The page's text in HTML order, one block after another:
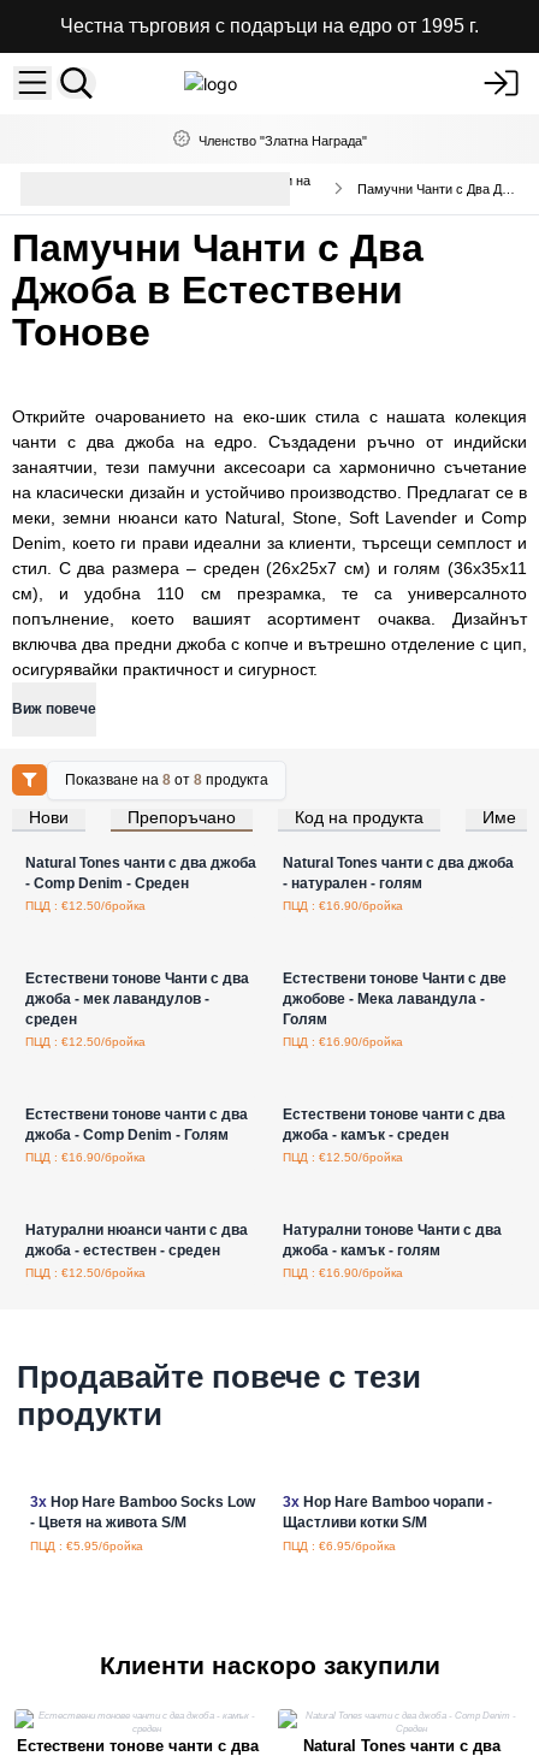
Честна търговия с подаръци на едро от 1995 г.
Членство "Златна Награда"
Висококачествени чанти и раници на
Памучни Чанти с Два
Джоба в Естествени
Тонове
Открийте очарованието на еко-шик стила с нашата колекция
чанти с два джоба на едро. Създадени ръчно от индийски
занаятчии, тези памучни аксесоари са хармонично съчетание
на класически дизайн и устойчиво производство. Предлагат се в
меки, земни нюанси като Natural, Stone, Soft Lavender и Comp
Denim, което ги прави идеални за клиенти, търсещи семплост и
стил. С два размера – среден (26x25x7 см) и голям (36x35x11
см), и удобна 110 см презрамка, те са универсалното
попълнение, което вашият асортимент очаква. Дизайнът
включва два предни джоба с копче и вътрешно отделение с цип,
осигурявайки практичност и сигурност.
Виж повече
Показване на8 от8 продукта
Нови Препоръчано Код на продукта Име
Влезте за цени на едро
Natural Tones чанти с два джоба
- Comp Denim - Среден
ПЦД : €12.50/бройка
Влезте за цени на едро
Natural Tones чанти с два джоба
- натурален - голям
ПЦД : €16.90/бройка
Естествени тонове Чанти с два
джоба - мек лавандулов -
среден
ПЦД : €12.50/бройка
Естествени тонове Чанти с две
джобове - Мека лавандула -
Голям
ПЦД : €16.90/бройка
Естествени тонове чанти с два
джоба - Comp Denim - Голям
ПЦД : €16.90/бройка
Естествени тонове чанти с два
джоба - камък - среден
ПЦД : €12.50/бройка
Натурални нюанси чанти с два
джоба - естествен - среден
ПЦД : €12.50/бройка
Натурални тонове Чанти с два
джоба - камък - голям
ПЦД : €16.90/бройка
Продавайте повече с тези
продукти
3xHop Hare Bamboo Socks Low
- Цветя на живота S/M
ПЦД : €5.95/бройка
3xHop Hare Bamboo чорапи -
Щастливи котки S/M
ПЦД : €6.95/бройка
Клиенти наскоро закупили
Естествени тонове чанти с два
Natural Tones чанти с два